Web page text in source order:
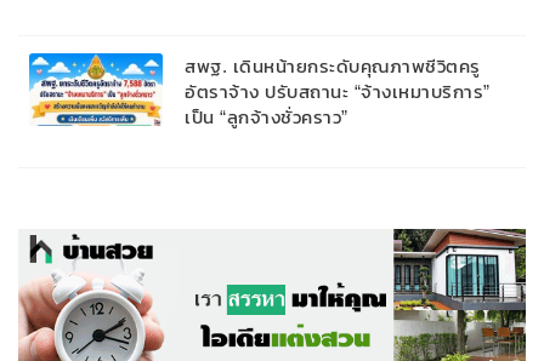
สพฐ. เดินหน้ายกระดับคุณภาพชีวิตครู
อัตราจ้าง ปรับสถานะ “จ้างเหมาบริการ”
เป็น “ลูกจ้างชั่วคราว”